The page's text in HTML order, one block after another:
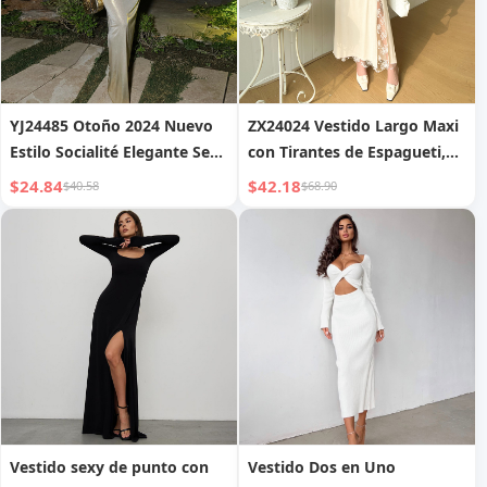
YJ24485 Otoño 2024 Nuevo
Estilo Socialité Elegante Sexy
Ajustado Vestido Básico
Brillante de Tirantes Finos
para Mujer
$24.84$40.58
ZX24024 Vestido Largo Maxi
con Tirantes de Espagueti,
Encaje, Abertura Sexy para
Mujer, Estilo Puro Deseo a la
Moda, Temperamento de
Chica Ardiente
$42.18$68.90
Vestido sexy de punto con
Vestido Dos en Uno